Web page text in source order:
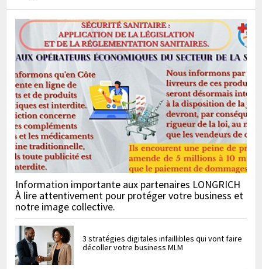
Information importante aux partenaires LONGRICH
À lire attentivement pour protéger votre business et
notre image collective.
3 stratégies digitales infaillibles qui vont faire
décoller votre business MLM